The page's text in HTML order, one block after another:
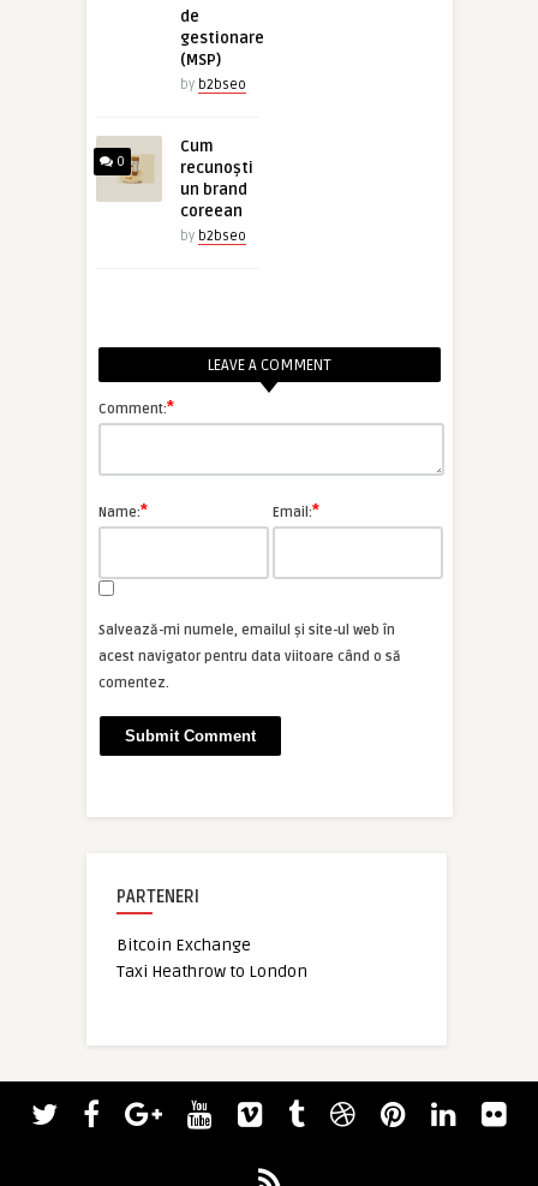
de
gestionare
(MSP)
by b2bseo
0
Cum
recunoști
un brand
coreean
by b2bseo
LEAVE A COMMENT
Comment:*
Name:* Email:*
Salvează-mi numele, emailul și site-ul web în
acest navigator pentru data viitoare când o să
comentez.
PARTENERI
Bitcoin Exchange
Taxi Heathrow to London